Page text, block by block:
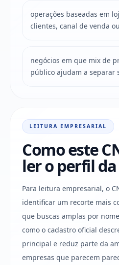
operações baseadas em
clientes, canal de venda
negócios em que mix de
público ajudam a separar
LEITURA EMPRESARIAL
Como este
ler o perfil
Para leitura empresarial, o
identificar um recorte mais
que buscas amplas por
como o cadastro oficial
principal e reduz parte da
empresas que parecem